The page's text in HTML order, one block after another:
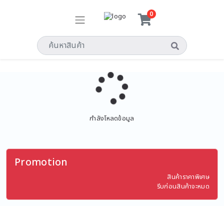
0
กำลังโหลดข้อมูล
Promotion
สินค้าราคาพิเศษ
รีบก่อนสินค้าจะหมด